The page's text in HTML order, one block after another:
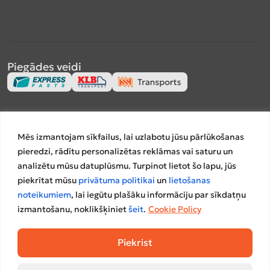
Mēs izmantojam sīkfailus, lai uzlabotu jūsu pārlūkošanas
pieredzi, rādītu personalizētas reklāmas vai saturu un
analizētu mūsu datuplūsmu. Turpinot lietot šo lapu, jūs
piekrītat mūsu privātuma politikai un lietošanas
noteikumiem, lai iegūtu plašāku informāciju par sīkdatņu
izmantošanu, noklikšķinietšeit. Cookie Policy
Piekrist
Piegādes veidi
Salīdzināšanas platformas